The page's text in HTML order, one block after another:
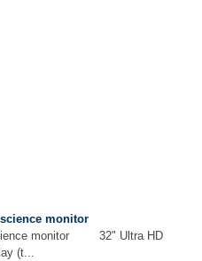
monitor
monitor 32" Ultra HD
(t...